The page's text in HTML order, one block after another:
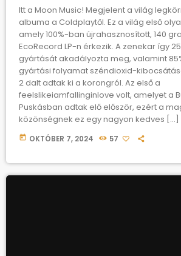
Itt a Moon Music! Megjelent a világ
albuma a Coldplaytől. Ez a világ első
amely 100%-ban újrahasznosított, 140
EcoRecord LP-n érkezik. A zenekar így
gyártását akadályozta meg, valamint
gyártási folyamat széndioxid-
2 dalt adtak ki a korongról. Az első a
feelslikeiamfallinginlove volt, amelyet a
Puskásban adtak elő először, ezért a
közönségnek ez egy nagyon kedves […]
today OKTÓBER 7, 2024 57